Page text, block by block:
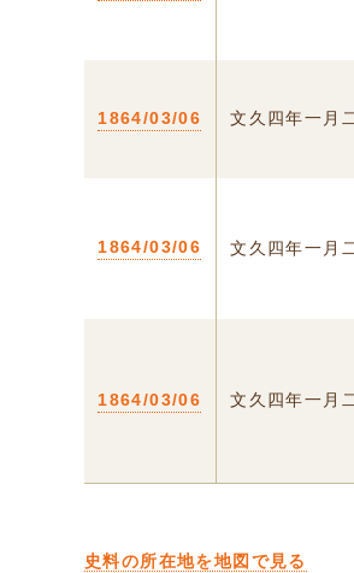
1864/03/06 文久四年一月
1864/03/06 文久四年一月
1864/03/06 文久四年一月
史料の所在地を地図で見る